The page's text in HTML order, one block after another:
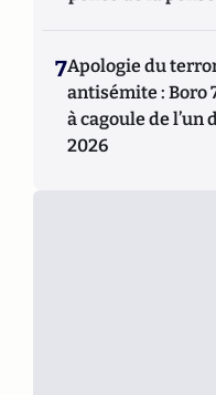
7Apologie du
antisémite : Boro
à cagoule de l’un
2026